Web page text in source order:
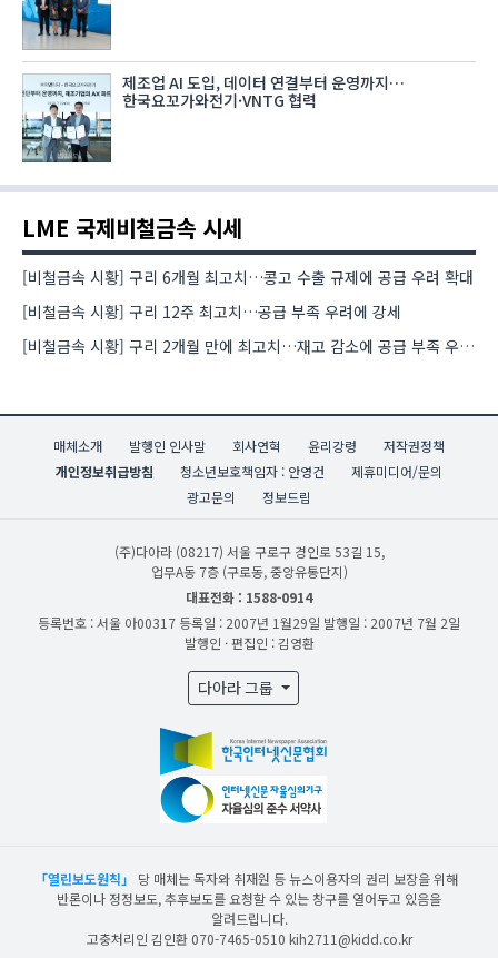
제조업 AI 도입, 데이터 연결부터 운영까지…
한국요꼬가와전기·VNTG 협력
LME 국제비철금속 시세
[비철금속 시황] 구리 6개월 최고치…콩고 수출 규제에 공급 우려 확대
[비철금속 시황] 구리 12주 최고치…공급 부족 우려에 강세
[비철금속 시황] 구리 2개월 만에 최고치…재고 감소에 공급 부족 우려 확대
매체소개 발행인 인사말 회사연혁 윤리강령
저작권정책
개인정보취급방침
청소년보호책임자 : 안영건
제휴미디어/문의
광고문의
정보드림
(주)다아라 (08217) 서울 구로구 경인로 53길 15,
업무A동 7층 (구로동, 중앙유통단지)
대표전화 : 1588-0914
등록번호 : 서울 아00317 등록일 : 2007년 1월29일 발행일 : 2007년 7월 2일
발행인 · 편집인 : 김영환
다아라 그룹
「열린보도원칙」
당 매체는 독자와 취재원 등 뉴스이용자의 권리 보장을 위해
반론이나 정정보도, 추후보도를 요청할 수 있는 창구를 열어두고 있음을
알려드립니다.
고충처리인 김인환 070-7465-0510 kih2711@kidd.co.kr